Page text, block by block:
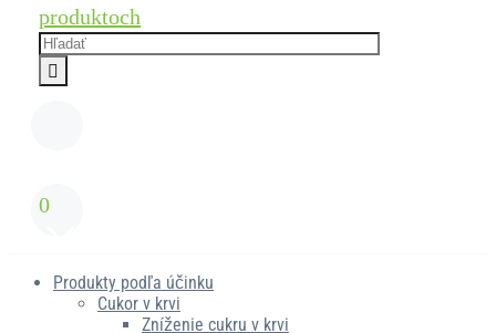
produktoch
0
Produkty podľa účinku
Cukor v krvi
Zníženie cukru v krvi